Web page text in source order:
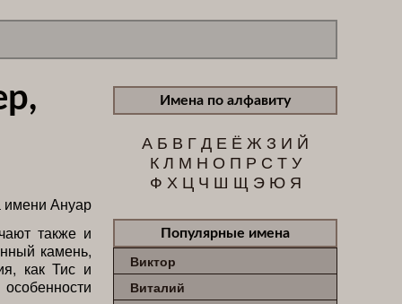
также и
камень,
как Тис и
Имена по алфавиту
А Б В ГД Е Ё Ж З И Й
К Л М Н О П Р С Т У
Ф Х Ц Ч Ш Щ Э Ю Я
Популярные имена
Виктор
Виталий